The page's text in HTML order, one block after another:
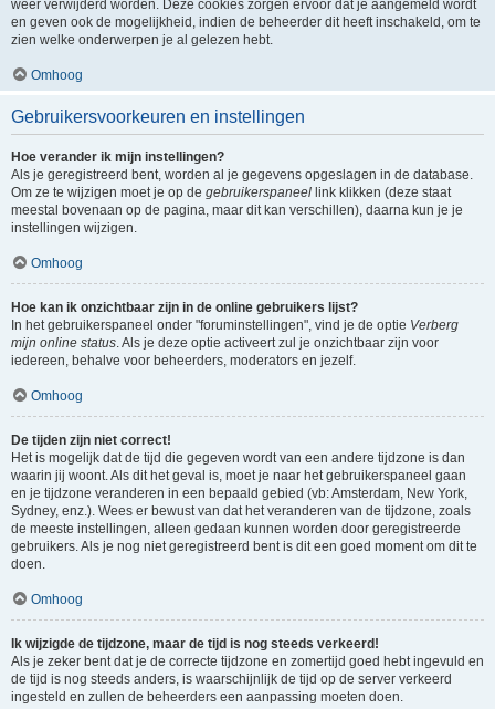
weer verwijderd worden. Deze cookies zorgen ervoor dat je aangemeld wordt
en geven ook de mogelijkheid, indien de beheerder dit heeft inschakeld, om te
zien welke onderwerpen je al gelezen hebt.
Omhoog
Gebruikersvoorkeuren en instellingen
Hoe verander ik mijn instellingen?
Als je geregistreerd bent, worden al je gegevens opgeslagen in de database.
Om ze te wijzigen moet je op de gebruikerspaneel link klikken (deze staat
meestal bovenaan op de pagina, maar dit kan verschillen), daarna kun je je
instellingen wijzigen.
Omhoog
Hoe kan ik onzichtbaar zijn in de online gebruikers lijst?
In het gebruikerspaneel onder "foruminstellingen", vind je de optie Verberg
mijn online status. Als je deze optie activeert zul je onzichtbaar zijn voor
iedereen, behalve voor beheerders, moderators en jezelf.
Omhoog
De tijden zijn niet correct!
Het is mogelijk dat de tijd die gegeven wordt van een andere tijdzone is dan
waarin jij woont. Als dit het geval is, moet je naar het gebruikerspaneel gaan
en je tijdzone veranderen in een bepaald gebied (vb: Amsterdam, New York,
Sydney, enz.). Wees er bewust van dat het veranderen van de tijdzone, zoals
de meeste instellingen, alleen gedaan kunnen worden door geregistreerde
gebruikers. Als je nog niet geregistreerd bent is dit een goed moment om dit te
doen.
Omhoog
Ik wijzigde de tijdzone, maar de tijd is nog steeds verkeerd!
Als je zeker bent dat je de correcte tijdzone en zomertijd goed hebt ingevuld en
de tijd is nog steeds anders, is waarschijnlijk de tijd op de server verkeerd
ingesteld en zullen de beheerders een aanpassing moeten doen.